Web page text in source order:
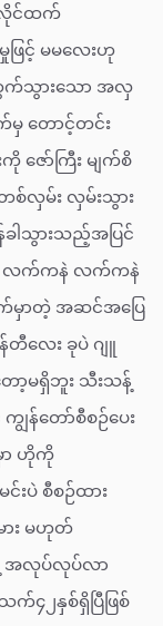
လိုင်ထက်
ြင့် မမလေးဟု
ထွက်သွားသော အလှ
မှ တောင့်တင်း
ဇော်ကြီး မျက်စိ
လှမ်း လှမ်းသွား
ခါသွားသည့်အပြင်
းက လက်ကနဲ လက်ကနဲ
က်မှာတဲ့ အဆင်အပြေ
တီလေး ခုပဲ ဂျူ
ော့မရှိဘူး သီးသန့်
ျွန်တော်စီစဉ်ပေး
ာ ဟိုကို
းပဲ စီစဉ်ထား
း မဟုတ်
အလုပ်လုပ်လာ
၄၂နှစ်ရှိပြီဖြစ်